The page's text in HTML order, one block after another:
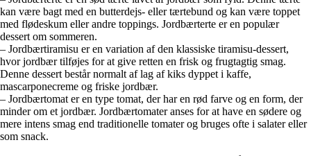
kan være bagt med en butterdejs- eller tærtebund og kan være toppet
med flødeskum eller andre toppings. Jordbærterte er en populær
dessert om sommeren.
– Jordbærtiramisu er en variation af den klassiske tiramisu-dessert,
hvor jordbær tilføjes for at give retten en frisk og frugtagtig smag.
Denne dessert består normalt af lag af kiks dyppet i kaffe,
mascarponecreme og friske jordbær.
– Jordbærtomat er en type tomat, der har en rød farve og en form, der
minder om et jordbær. Jordbærtomater anses for at have en sødere og
mere intens smag end traditionelle tomater og bruges ofte i salater eller
som snack.